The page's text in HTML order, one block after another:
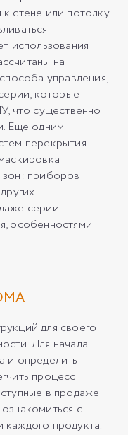
стене или потолку.
использования
на
управления,
которые
что существенно
Еще одним
перекрытия
зон: приборов
серии
особенностями
для своего
Для начала
и определить
процесс
в продаже
с
продукта.